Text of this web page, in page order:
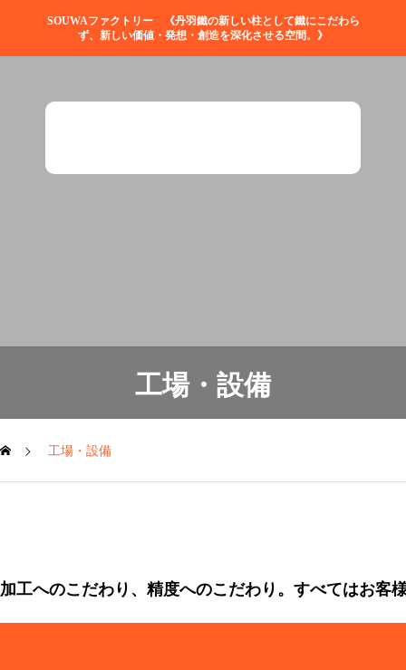
SOUWAファクトリー 《丹羽鐵の新しい柱として鐵にこだわら
ず、新しい価値・発想・創造を深化させる空間。》
工場・設備
工場・設備
加工へのこだわり、精度へのこだわり。すべてはお客